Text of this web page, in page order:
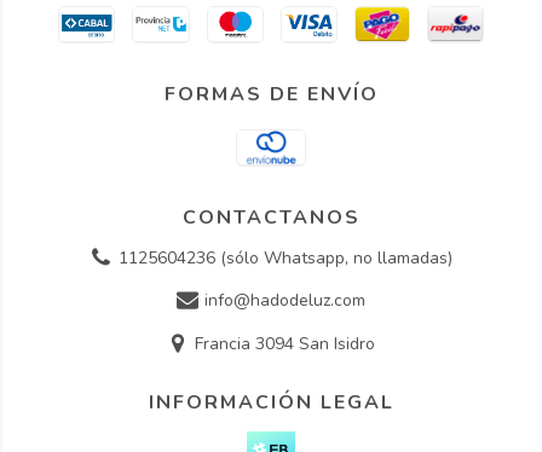
FORMAS DE ENVÍO
CONTACTANOS
1125604236 (sólo Whatsapp, no llamadas)
info@hadodeluz.com
Francia 3094 San Isidro
INFORMACIÓN LEGAL